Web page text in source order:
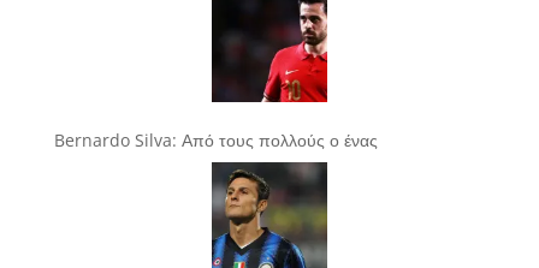
Bernardo Silva: Από τους πολλούς ο ένας